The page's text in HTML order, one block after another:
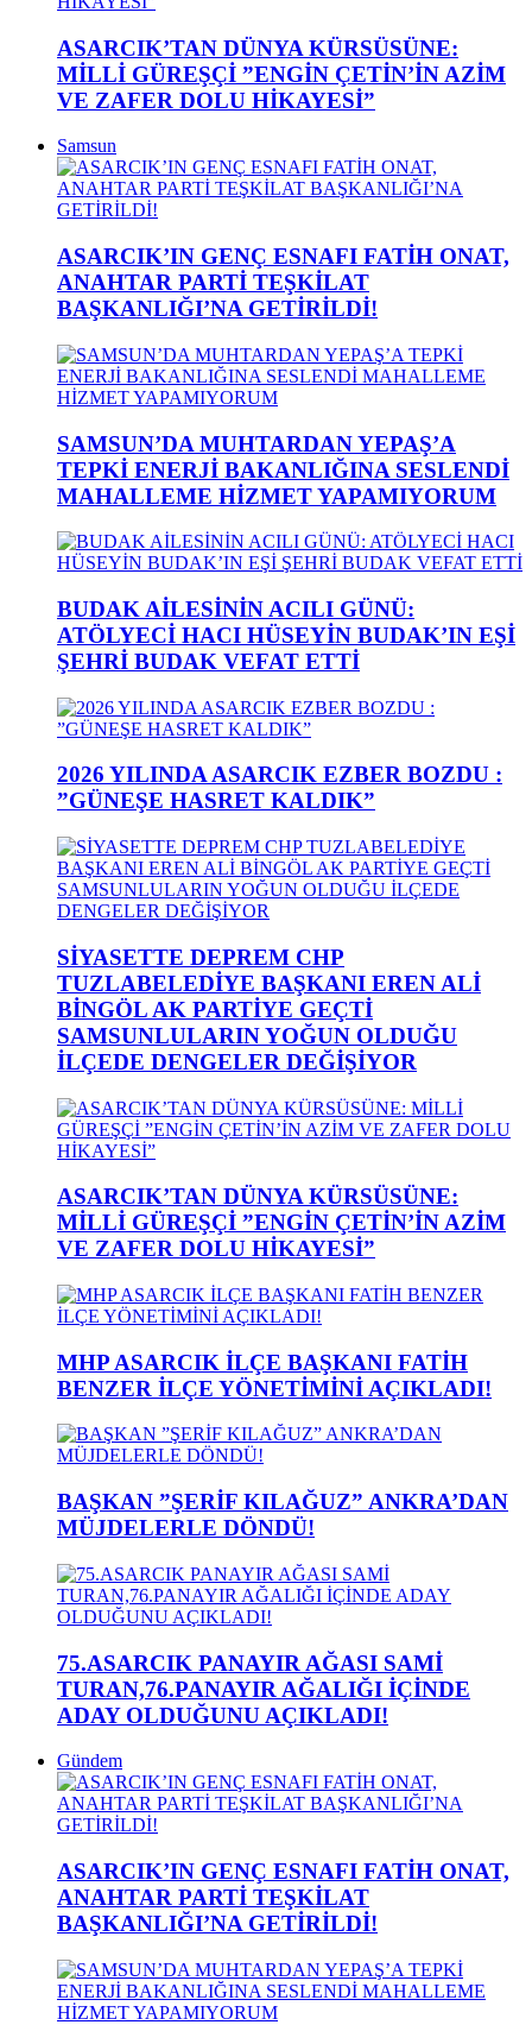
ASARCIK’TAN DÜNYA KÜRSÜSÜNE:
MİLLİ GÜREŞÇİ ”ENGİN ÇETİN’İN AZİM
VE ZAFER DOLU HİKAYESİ”
Samsun
ASARCIK’IN GENÇ ESNAFI FATİH ONAT,
ANAHTAR PARTİ TEŞKİLAT
BAŞKANLIĞI’NA GETİRİLDİ!
SAMSUN’DA MUHTARDAN YEPAŞ’A
TEPKİ ENERJİ BAKANLIĞINA SESLENDİ
MAHALLEME HİZMET YAPAMIYORUM
BUDAK AİLESİNİN ACILI GÜNÜ:
ATÖLYECİ HACI HÜSEYİN BUDAK’IN EŞİ
ŞEHRİ BUDAK VEFAT ETTİ
2026 YILINDA ASARCIK EZBER BOZDU :
”GÜNEŞE HASRET KALDIK”
SİYASETTE DEPREM CHP
TUZLABELEDİYE BAŞKANI EREN ALİ
BİNGÖL AK PARTİYE GEÇTİ
SAMSUNLULARIN YOĞUN OLDUĞU
İLÇEDE DENGELER DEĞİŞİYOR
ASARCIK’TAN DÜNYA KÜRSÜSÜNE:
MİLLİ GÜREŞÇİ ”ENGİN ÇETİN’İN AZİM
VE ZAFER DOLU HİKAYESİ”
MHP ASARCIK İLÇE BAŞKANI FATİH
BENZER İLÇE YÖNETİMİNİ AÇIKLADI!
BAŞKAN ”ŞERİF KILAĞUZ” ANKRA’DAN
MÜJDELERLE DÖNDÜ!
75.ASARCIK PANAYIR AĞASI SAMİ
TURAN,76.PANAYIR AĞALIĞI İÇİNDE
ADAY OLDUĞUNU AÇIKLADI!
Gündem
ASARCIK’IN GENÇ ESNAFI FATİH ONAT,
ANAHTAR PARTİ TEŞKİLAT
BAŞKANLIĞI’NA GETİRİLDİ!